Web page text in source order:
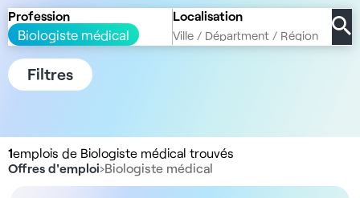
Profession
Biologiste médical
Localisation
Filtres
1emplois de Biologiste médical trouvés
Offres d'emploi›Biologiste médical